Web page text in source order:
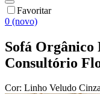
Favoritar
0 (novo)
Sofá Orgânico
Consultório
Cor: Linho Veludo